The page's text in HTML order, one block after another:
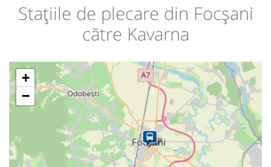
Stațiile de plecare din Focșani
către Kavarna
+
−